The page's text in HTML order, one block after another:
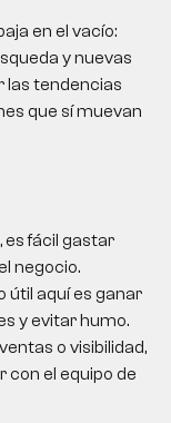
en el vacío:
y nuevas
las tendencias
que sí muevan
es fácil gastar
negocio.
útil aquí es ganar
y evitar humo.
o visibilidad,
con el equipo de